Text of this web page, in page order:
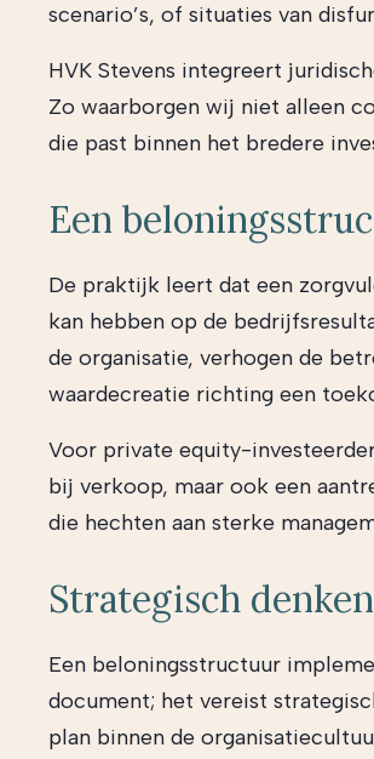
scenario’s, of situaties van
HVK Stevens integreert
Zo waarborgen wij niet alleen
die past binnen het bredere
Een
De praktijk leert dat een
kan hebben op de
de organisatie, verhogen de
waardecreatie richting een
Voor private equity-
bij verkoop, maar ook een
die hechten aan sterke
Strategisch
Een beloningsstructuur
document; het vereist
plan binnen de